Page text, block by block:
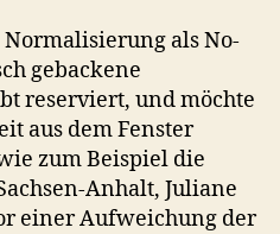
als No-
gebackene
reserviert, und möchte
aus dem Fenster
zum Beispiel die
Anhalt, Juliane
einer Aufweichung der